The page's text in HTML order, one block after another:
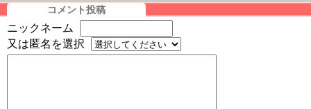
コメント投稿
ニックネーム
又は匿名を選択